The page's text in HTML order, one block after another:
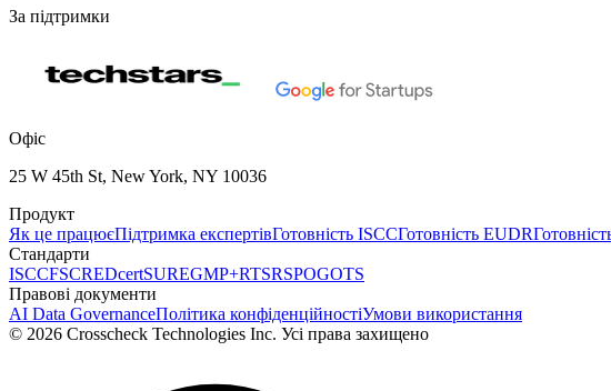
За підтримки
Офіс
25 W 45th St, New York, NY 10036
Продукт
Як це працюєПідтримка експертівГотовність ISCCГотовність EUDR
Стандарти
ISCCFSCREDcertSUREGMP+RTSRSPOGOTS
Правові документи
AI Data GovernanceПолітика конфіденційностіУмови використання
© 2026 Crosscheck Technologies Inc. Усі права захищено